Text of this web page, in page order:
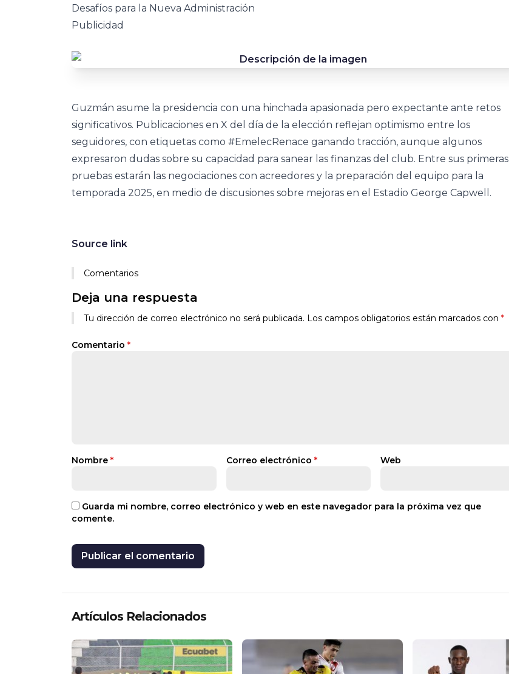
Desafíos para la Nueva Administración
Publicidad
Guzmán asume la presidencia con una hinchada apasionada pero expectante ante retos
significativos. Publicaciones en X del día de la elección reflejan optimismo entre los
seguidores, con etiquetas como #EmelecRenace ganando tracción, aunque algunos
expresaron dudas sobre su capacidad para sanear las finanzas del club. Entre sus primeras
pruebas estarán las negociaciones con acreedores y la preparación del equipo para la
temporada 2025, en medio de discusiones sobre mejoras en el Estadio George Capwell.
Source link
Comentarios
Deja una respuesta
Tu dirección de correo electrónico no será publicada. Los campos obligatorios están marcados con *
Comentario *
Nombre * Correo electrónico * Web
Guarda mi nombre, correo electrónico y web en este navegador para la próxima vez que
comente.
Alternative:
Artículos Relacionados